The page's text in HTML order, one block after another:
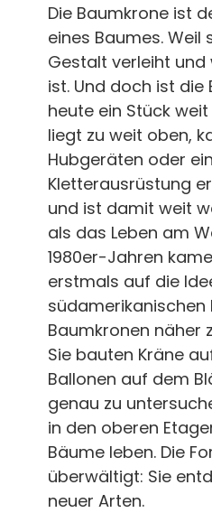
Die Baumkrone ist
eines Baumes. Weil
Gestalt verleiht
ist. Und doch ist die
heute ein Stück
liegt zu weit oben,
Hubgeräten oder
Kletterausrüstung
und ist damit weit
als das Leben am
1980er-Jahren
erstmals auf die
südamerikanischen
Baumkronen näher
Sie bauten Kräne
Ballonen auf dem
genau zu
in den oberen
Bäume leben. Die
überwältigt: Sie
neuer Arten.